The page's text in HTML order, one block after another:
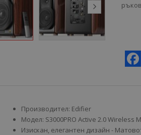
Производител: Edifier
Модел: S3000PRO Active 2.0 Wireless
Изискан, елегантен дизайн -